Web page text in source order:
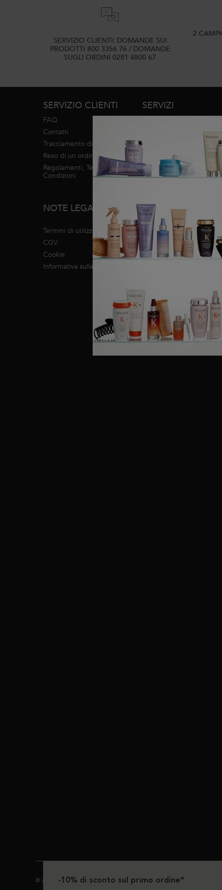
SERVIZIO CLIENTI: DOMANDE SUI
PRODOTTI 800 3356 76 / DOMANDE
SUGLI ORDINI 0281 4800 67
2
SERVIZIO CLIENTI
FAQ
Contatti
Tracciamento di un ordine
Reso di un ordine
Regolamenti, Termini e
Condizioni
NOTE LEGALI
Termini di utilizzo
CGV
Cookie
Informativa sulla privacy
SERVIZI
Servizi in salone
INFO MARCHI
Informazioni su Kérastase
Impegno RSI
© 2024 Kérastase. Tutti i diritti riservati.
-10% di sconto sul primo ordine*